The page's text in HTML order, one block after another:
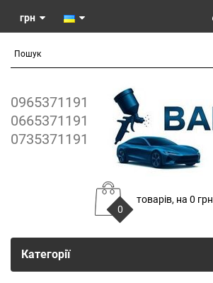
грн
0965371191
0665371191
0735371191
0
товарів, на 0 грн
Категорії